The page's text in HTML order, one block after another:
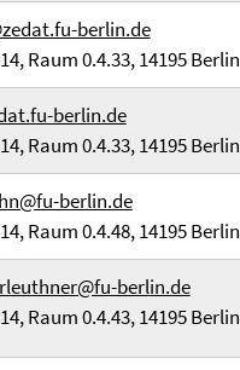
berlin.de
Raum 0.4.33, 14195 Berlin
berlin.de
Raum 0.4.33, 14195 Berlin
berlin.de
Raum 0.4.48, 14195 Berlin
berlin.de
Raum 0.4.43, 14195 Berlin